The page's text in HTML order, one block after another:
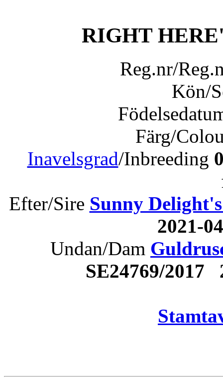
RIGHT
Reg.nr/
Kön/
Färg/
Inavelsgrad/Inbreeding
Efter/Sire Sunny
2021-
Undan/Dam
SE24769/